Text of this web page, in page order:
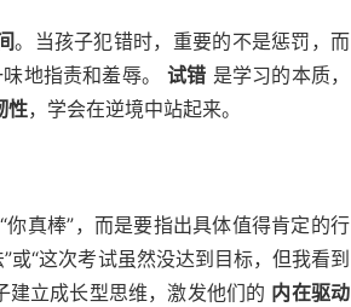
。当孩子犯错时，重要的不是惩罚，而
味地指责和羞辱。试错 是学习的本质，
性，学会在逆境中站起来。
你真棒”，而是要指出具体值得肯定的行
“这次考试虽然没达到目标，但我看到
建立成长型思维，激发他们的 内在驱动